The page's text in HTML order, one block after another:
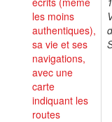
les moins
authentiques),
sa vie et ses
navigations,
avec une
carte
indiquant les
routes